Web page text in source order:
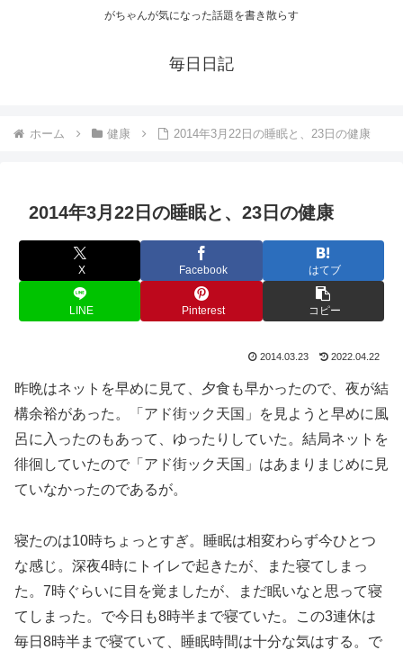
がちゃんが気になった話題を書き散らす
毎日日記
ホーム 健康 2014年3月22日の睡眠と、23日の健康
2014年3月22日の睡眠と、23日の健康
X Facebook はてブ
LINE Pinterest コピー
2014.03.23 2022.04.22
昨晩はネットを早めに見て、夕食も早かったので、夜が結
構余裕があった。「アド街ック天国」を見ようと早めに風
呂に入ったのもあって、ゆったりしていた。結局ネットを
徘徊していたので「アド街ック天国」はあまりまじめに見
ていなかったのであるが。
寝たのは10時ちょっとすぎ。睡眠は相変わらず今ひとつ
な感じ。深夜4時にトイレで起きたが、また寝てしまっ
た。7時ぐらいに目を覚ましたが、まだ眠いなと思って寝
てしまった。で今日も8時半まで寝ていた。この3連休は
毎日8時半まで寝ていて、睡眠時間は十分な気はする。で